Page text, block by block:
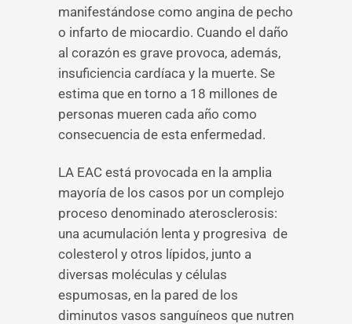
manifestándose como angina de pecho
o infarto de miocardio. Cuando el daño
al corazón es grave provoca, además,
insuficiencia cardíaca y la muerte. Se
estima que en torno a 18 millones de
personas mueren cada año como
consecuencia de esta enfermedad.
LA EAC está provocada en la amplia
mayoría de los casos por un complejo
proceso denominado aterosclerosis:
una acumulación lenta y progresiva de
colesterol y otros lípidos, junto a
diversas moléculas y células
espumosas, en la pared de los
diminutos vasos sanguíneos que nutren